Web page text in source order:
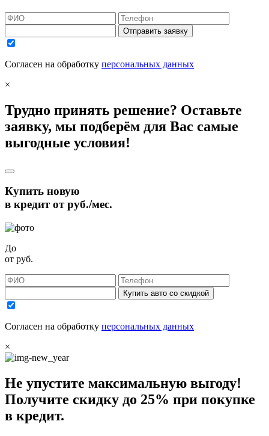
Отправить заявку
Согласен на обработку персональных данных
×
Трудно принять решение? Оставьте
заявку, мы подберём для Вас самые
выгодные условия!
Купить новую
в кредит отруб./мес.
До
от руб.
Купить авто со скидкой
Согласен на обработку персональных данных
×
Не упустите максимальную выгоду!
Получите скидку до 25% при покупке
в кредит.